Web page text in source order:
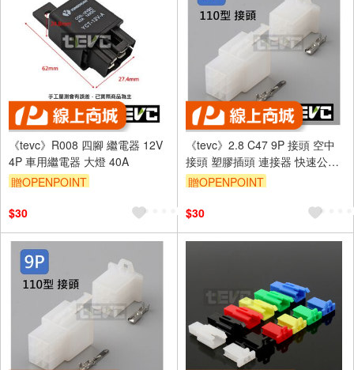
《tevc》R008 四腳 繼電器 12V
4P 車用繼電器 大燈 40A
贈OPENPOINT
$30
《tevc》2.8 C47 9P 接頭 空中
接頭 塑膠插頭 連接器 快速公母
端子插座 電線接頭 110型
贈OPENPOINT
$30